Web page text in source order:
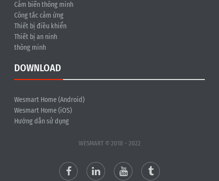
Cảm biến thông minh
Công tắc cảm ứng
Thiết bị điều khiển
Thiết bị an ninh
thông minh
DOWNLOAD
Wesmart Home (Android)
Wesmart Home (iOS)
Hướng dẫn sử dụng
WESMART © 2018 - 2022